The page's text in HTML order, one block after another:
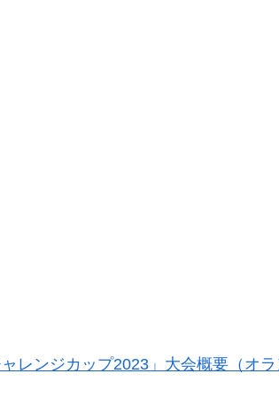
レンジカップ2023」大会概要（オ